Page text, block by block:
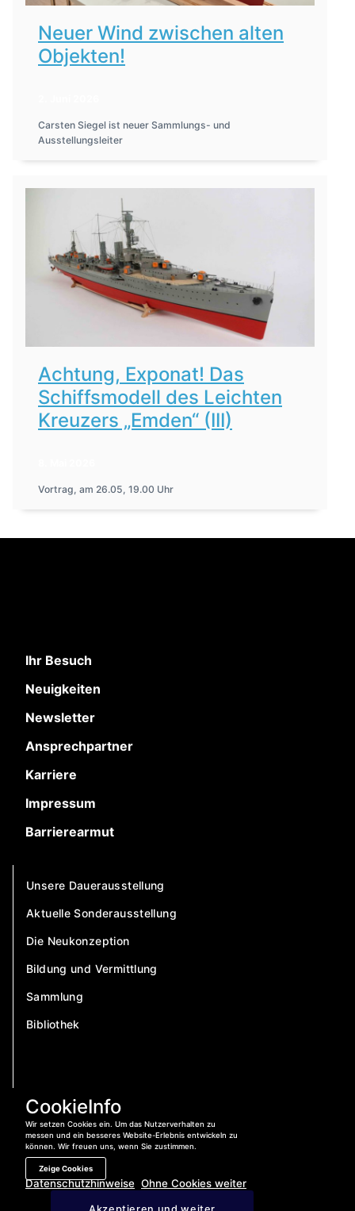
CookieInfo
Wir setzen Cookies ein. Um das Nutzerverhalten zu
messen und ein besseres Website-Erlebnis entwickeln zu
können. Wir freuen uns, wenn Sie zustimmen.
Zeige Cookies
Datenschutzhinweise Ohne Cookies weiter
Neuer Wind zwischen alten
Objekten!
Carsten Siegel ist neuer Sammlungs- und
Ausstellungsleiter
Achtung, Exponat! Das
Schiffsmodell des Leichten
Kreuzers „Emden“ (III)
Vortrag, am 26.05, 19.00 Uhr
Jetzt anrufen: 04421 – 400 840
Ihr Besuch
Neuigkeiten
Newsletter
Ansprechpartner
Karriere
Impressum
Barrierearmut
Unsere Dauerausstellung
Aktuelle Sonderausstellung
Die Neukonzeption
Bildung und Vermittlung
Sammlung
Bibliothek